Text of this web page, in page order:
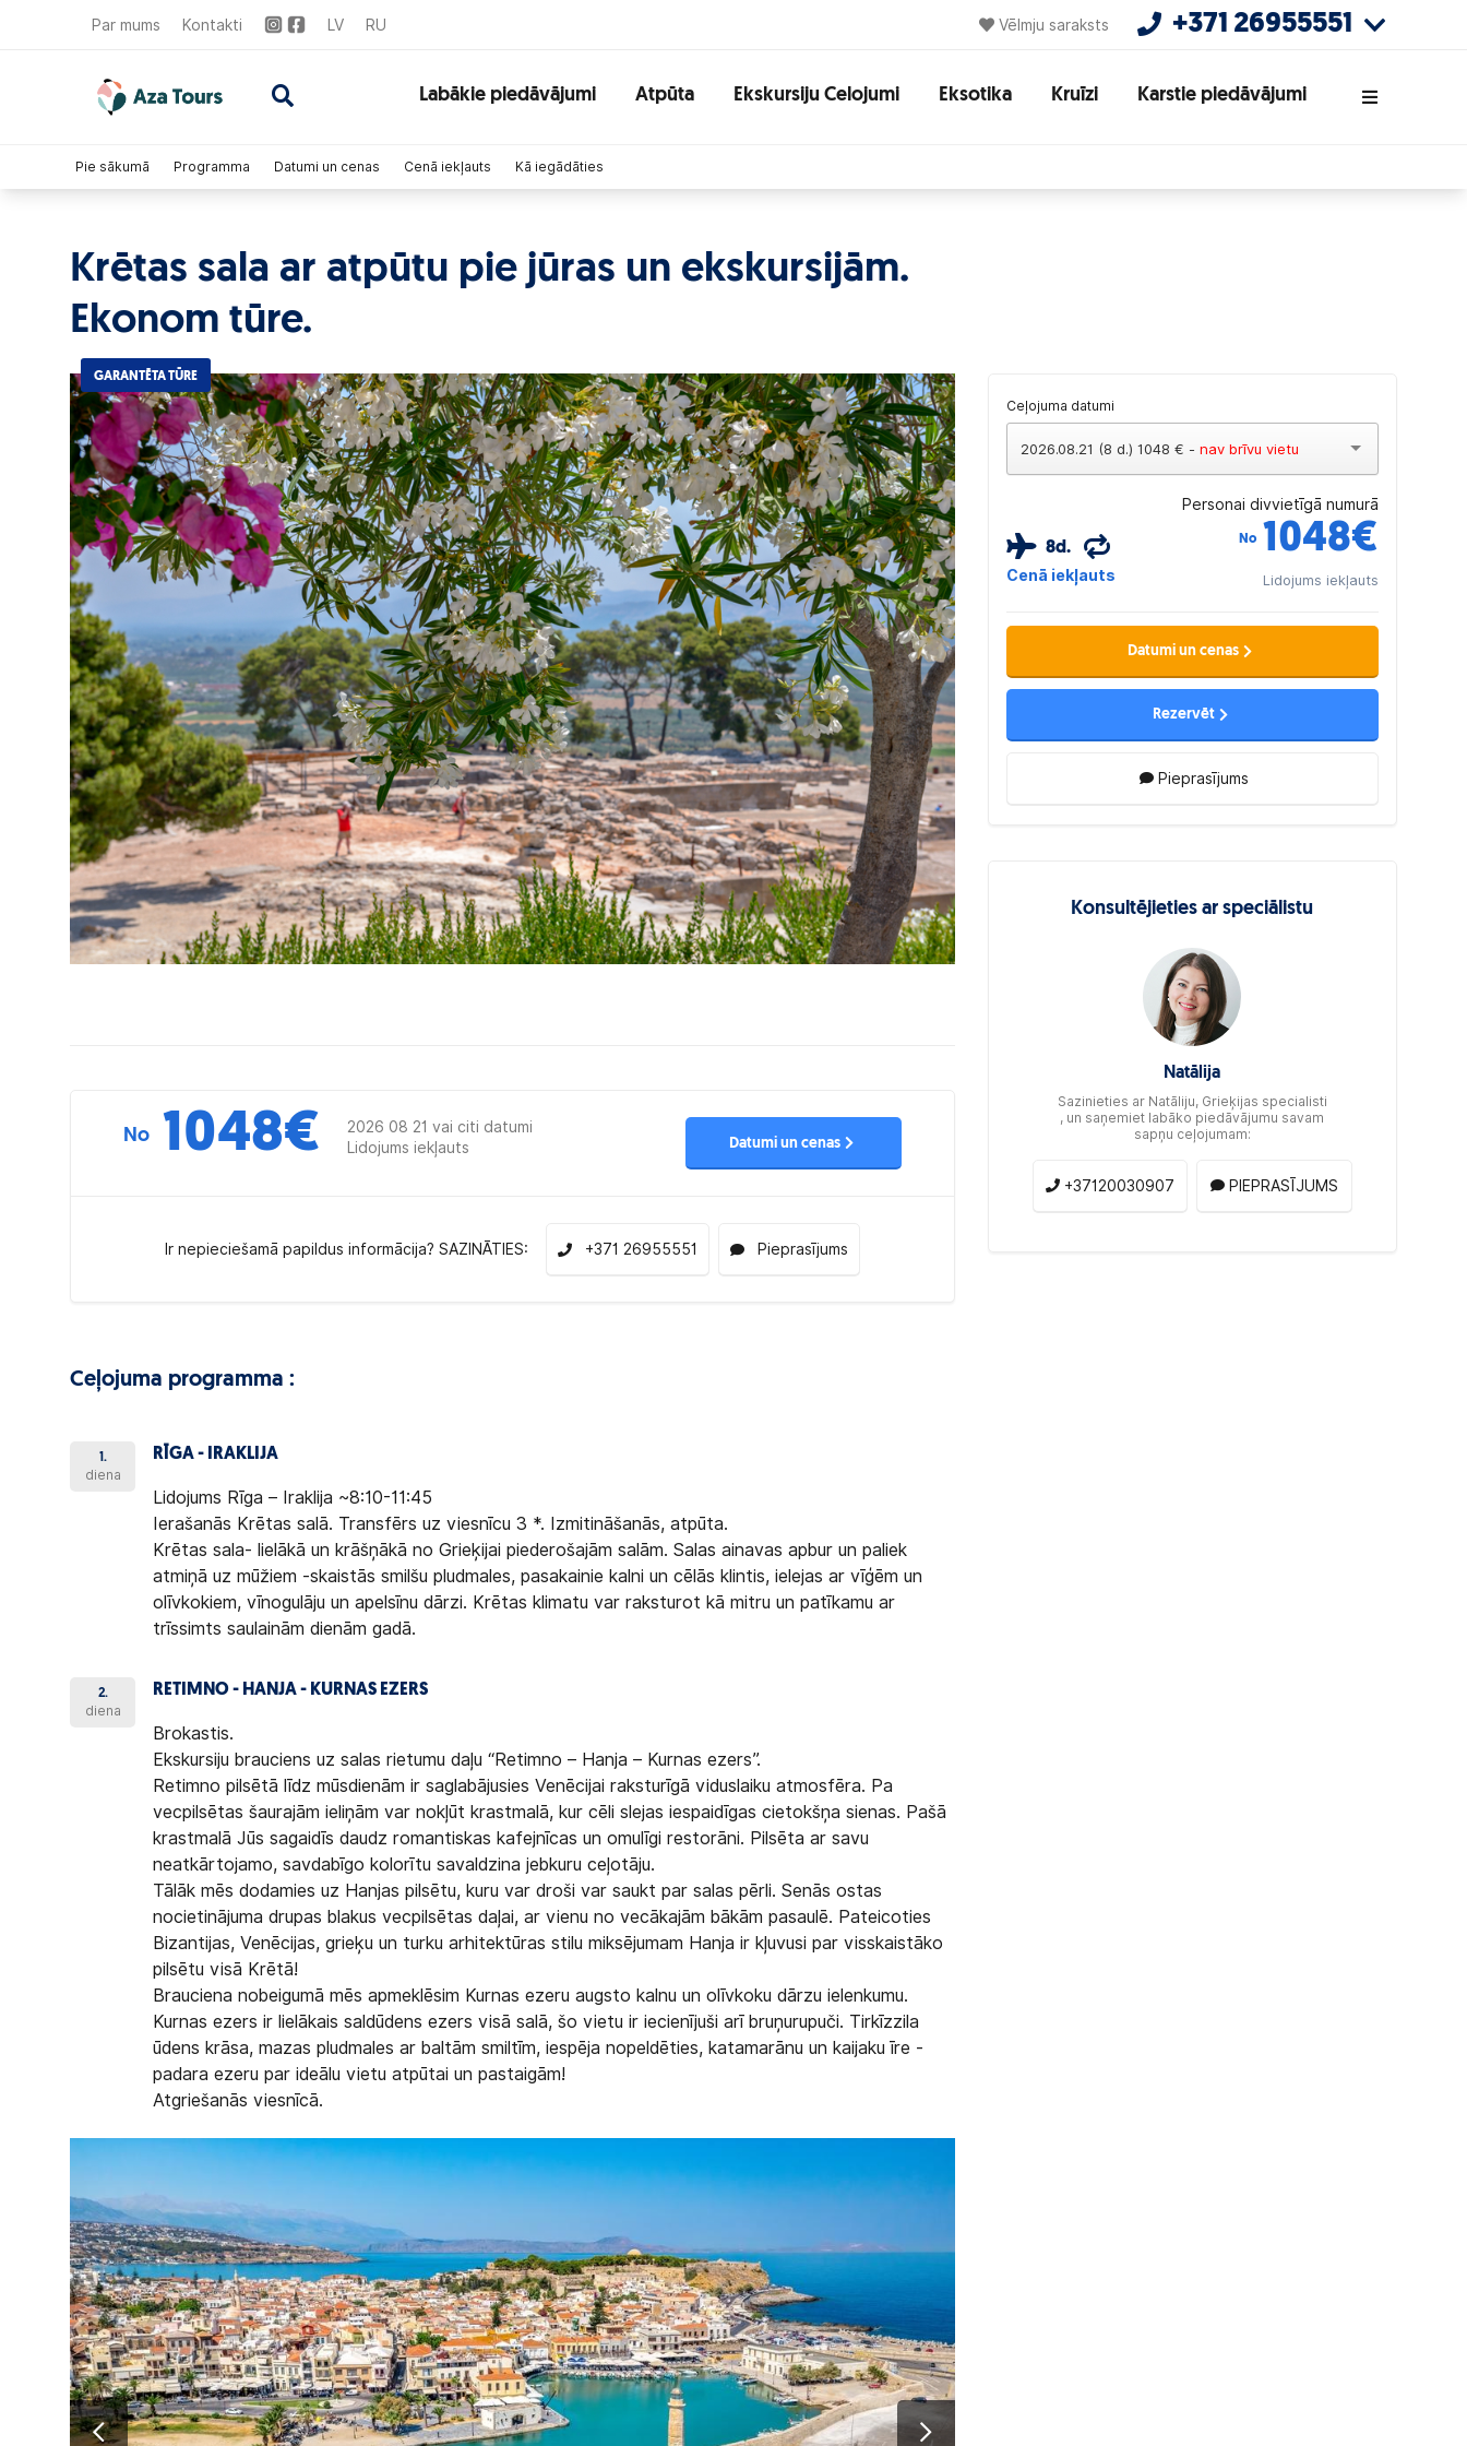
Par mums Kontakti LV RU Vēlmju saraksts +371 26955551
Labākie piedāvājumi Atpūta Ekskursiju Celojumi Eksotika Kruīzi Karstie piedāvājumi
Krētas sala ar atpūtu pie jūras un ekskursijām.
Ekonom tūre.
Pie sākumā Programma Datumi un cenas Cenā iekļauts Kā iegādāties
GARANTĒTA TŪRE
No 1048€
2026 08 21 vai citi datumi
Lidojums iekļauts
Datumi un cenas
Ir nepieciešamā papildus informācija? SAZINĀTIES: +371 26955551 Pieprasījums
Ceļojuma programma :
1.
diena
RĪGA - IRAKLIJA
Lidojums Rīga – Iraklija ~8:10-11:45
Ierašanās Krētas salā. Transfērs uz viesnīcu 3 *. Izmitināšanās, atpūta.
Krētas sala- lielākā un krāšņākā no Grieķijai piederošajām salām. Salas ainavas apbur un paliek
atmiņā uz mūžiem -skaistās smilšu pludmales, pasakainie kalni un cēlās klintis, ielejas ar vīģēm un
olīvkokiem, vīnogulāju un apelsīnu dārzi. Krētas klimatu var raksturot kā mitru un patīkamu ar
trīssimts saulainām dienām gadā.
2.
diena
RETIMNO - HANJA - KURNAS EZERS
Brokastis.
Ekskursiju brauciens uz salas rietumu daļu “Retimno – Hanja – Kurnas ezers”.
Retimno pilsētā līdz mūsdienām ir saglabājusies Venēcijai raksturīgā viduslaiku atmosfēra. Pa
vecpilsētas šaurajām ieliņām var nokļūt krastmalā, kur cēli slejas iespaidīgas cietokšņa sienas. Pašā
krastmalā Jūs sagaidīs daudz romantiskas kafejnīcas un omulīgi restorāni. Pilsēta ar savu
neatkārtojamo, savdabīgo kolorītu savaldzina jebkuru ceļotāju.
Tālāk mēs dodamies uz Hanjas pilsētu, kuru var droši var saukt par salas pērli. Senās ostas
nocietinājuma drupas blakus vecpilsētas daļai, ar vienu no vecākajām bākām pasaulē. Pateicoties
Bizantijas, Venēcijas, grieķu un turku arhitektūras stilu miksējumam Hanja ir kļuvusi par visskaistāko
pilsētu visā Krētā!
Brauciena nobeigumā mēs apmeklēsim Kurnas ezeru augsto kalnu un olīvkoku dārzu ielenkumu.
Kurnas ezers ir lielākais saldūdens ezers visā salā, šo vietu ir iecienījuši arī bruņurupuči. Tirkīzzila
ūdens krāsa, mazas pludmales ar baltām smiltīm, iespēja nopeldēties, katamarānu un kaijaku īre -
padara ezeru par ideālu vietu atpūtai un pastaigām!
Atgriešanās viesnīcā.
Ceļojuma datumi
2026.08.21 (8 d.) 1048 € - nav brīvu vietu
Personai divvietīgā numurā
8d.
No 1048€
Cenā iekļauts Lidojums iekļauts
Datumi un cenas
Rezervēt
Pieprasījums
Konsultējieties ar speciālistu
Natālija
Sazinieties ar Natāliju, Grieķijas specialisti
, un saņemiet labāko piedāvājumu savam
sapņu ceļojumam:
+37120030907 PIEPRASĪJUMS